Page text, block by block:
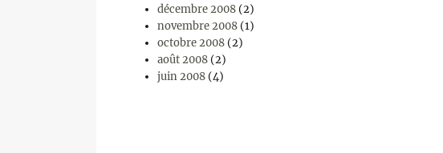
décembre 2008 (2)
novembre 2008 (1)
octobre 2008 (2)
août 2008 (2)
juin 2008 (4)